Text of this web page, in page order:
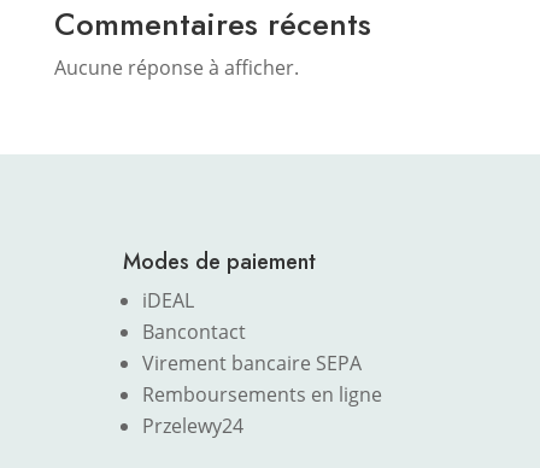
Commentaires récents
Aucune réponse à afficher.
Modes de paiement
iDEAL
Bancontact
Virement bancaire SEPA
Remboursements en ligne
Przelewy24